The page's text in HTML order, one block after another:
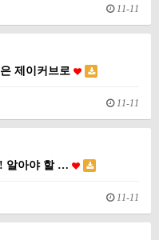
11-11
제이커브로
11-11
알아야 할 …
11-11